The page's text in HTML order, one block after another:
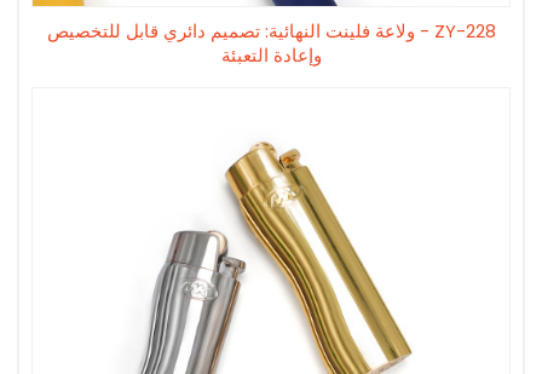
ZY-228 - ولاعة فلينت النهائية: تصميم دائري قابل للتخصيص
وإعادة التعبئة